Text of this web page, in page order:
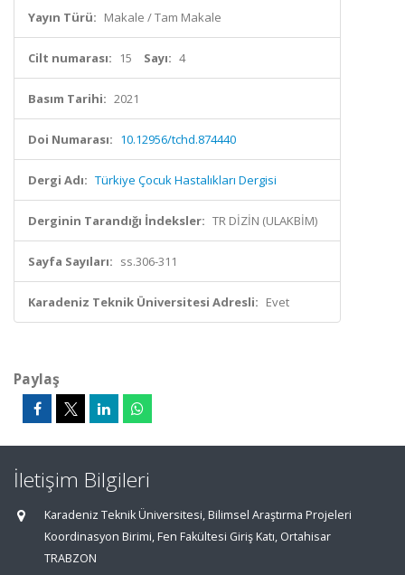
Yayın Türü: Makale / Tam Makale
Cilt numarası: 15 Sayı: 4
Basım Tarihi: 2021
Doi Numarası: 10.12956/tchd.874440
Dergi Adı: Türkiye Çocuk Hastalıkları Dergisi
Derginin Tarandığı İndeksler: TR DİZİN (ULAKBİM)
Sayfa Sayıları: ss.306-311
Karadeniz Teknik Üniversitesi Adresli: Evet
Paylaş
İletişim Bilgileri
Karadeniz Teknik Üniversitesi, Bilimsel Araştırma Projeleri
Koordinasyon Birimi, Fen Fakültesi Giriş Katı, Ortahisar
TRABZON